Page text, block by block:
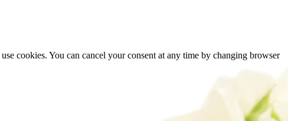
cookies. You can cancel your consent at any time by changing browser